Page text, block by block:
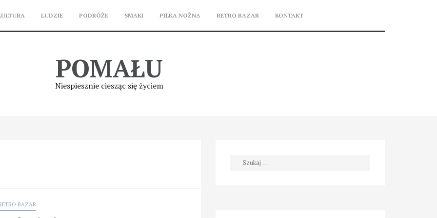
LUDZIE PODRÓŻE SMAKI PIŁKA NOŻNA RETRO BAZAR KONTAKT
POMAŁU
Niespiesznie ciesząc się życiem
BAZAR
Szukaj: